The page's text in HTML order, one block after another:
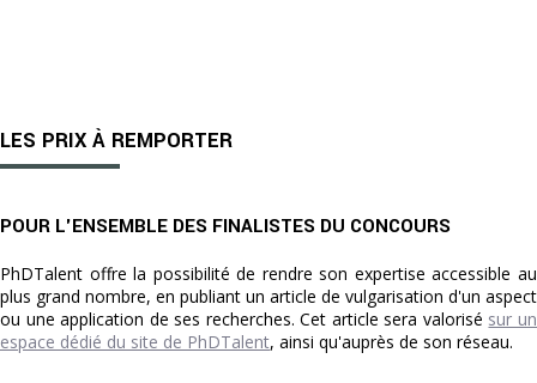
LES PRIX À REMPORTER
POUR L'ENSEMBLE DES FINALISTES DU CONCOURS
PhDTalent offre la possibilité de rendre son expertise accessible au
plus grand nombre, en publiant un article de vulgarisation d'un aspect
ou une application de ses recherches. Cet article sera valorisé sur un
espace dédié du site de PhDTalent, ainsi qu'auprès de son réseau.